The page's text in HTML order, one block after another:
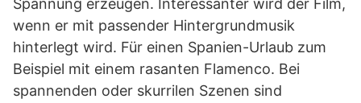
Spannung erzeugen. Interessanter wird der Film,
wenn er mit passender Hintergrundmusik
hinterlegt wird. Für einen Spanien-Urlaub zum
Beispiel mit einem rasanten Flamenco. Bei
spannenden oder skurrilen Szenen sind